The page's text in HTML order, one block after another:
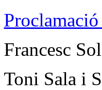
Francesc
Toni Sala i